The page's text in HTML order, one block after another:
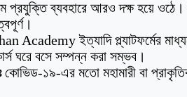
প্রযুক্তি ব্যবহারে আরও দক্ষ হয়ে ওঠে।
ইত্যাদি প্ল্যাটফর্মের মাধ্যমে
ঘরে বসে সম্পন্ন করা সম্ভব।
কোভিড-১৯-এর মতো মহামারী বা